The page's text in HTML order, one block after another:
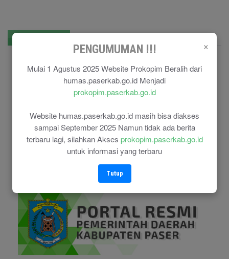
×
PENGUMUMAN !!!
Mulai 1 Agustus 2025 Website Prokopim Beralih dari
humas.paserkab.go.id Menjadi
prokopim.paserkab.go.id
Website humas.paserkab.go.id masih bisa diakses
sampai September 2025 Namun tidak ada berita
terbaru lagi, silahkan Akses prokopim.paserkab.go.id
untuk informasi yang terbaru
Tutup
E-Government